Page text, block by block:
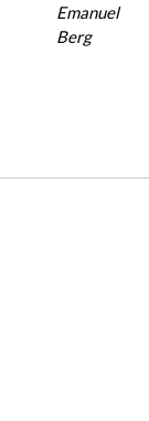
Emanuel
Berg